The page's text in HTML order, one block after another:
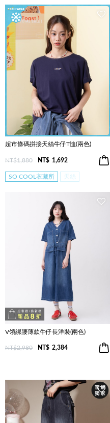
超市條碼拼接天絲牛仔T恤(兩色)
NT$1,880 NT$ 1,692
SO COOL衣藏所 天絲
V領綁腰薄款牛仔長洋裝(兩色)
NT$2,980 NT$ 2,384